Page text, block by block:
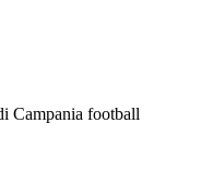
Campania football